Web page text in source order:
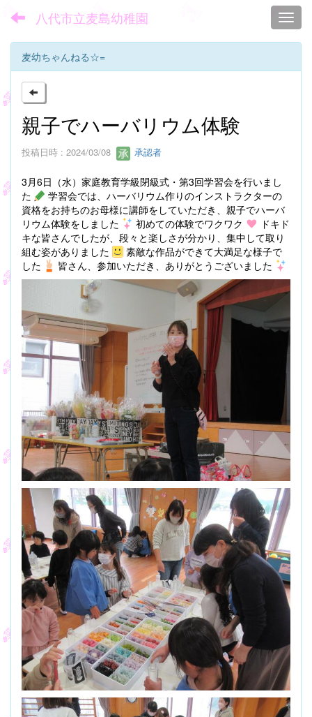
八代市立麦島幼稚園
麦幼ちゃんねる☆=
親子でハーバリウム体験
投稿日時 : 2024/03/08 承認者
3月6日（水）家庭教育学級閉級式・第3回学習会を行いまし
た
学習会では、ハーバリウム作りのインストラクターの
資格をお持ちのお母様に講師をしていただき、親子でハーバ
リウム体験をしました
初めての体験でワクワク
ドキド
キな皆さんでしたが、段々と楽しさが分かり、集中して取り
組む姿がありました
素敵な作品ができて大満足な様子で
した
皆さん、参加いただき、ありがとうございました